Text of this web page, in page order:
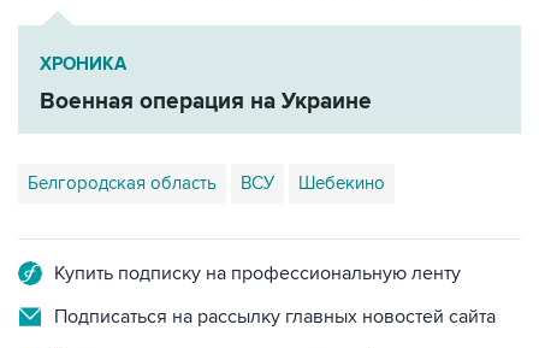
ХРОНИКА
Военная операция на Украине
Белгородская область ВСУ Шебекино
Купить подписку на профессиональную ленту
Подписаться на рассылку главных новостей сайта